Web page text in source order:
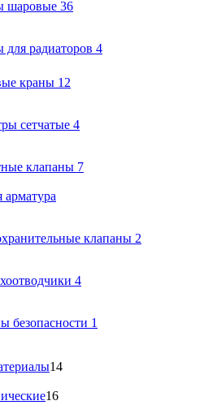
шаровые 36
для радиаторов 4
краны 12
сетчатые 4
клапаны 7
арматура
клапаны 2
4
безопасности 1
14
16